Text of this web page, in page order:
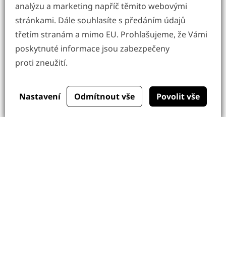
analýzu a marketing napříč těmito webovými
stránkami. Dále souhlasíte s předáním údajů
třetím stranám a mimo EU. Prohlašujeme, že Vámi
poskytnuté informace jsou zabezpečeny
proti zneužití.
Nastavení Odmítnout vše Povolit vše